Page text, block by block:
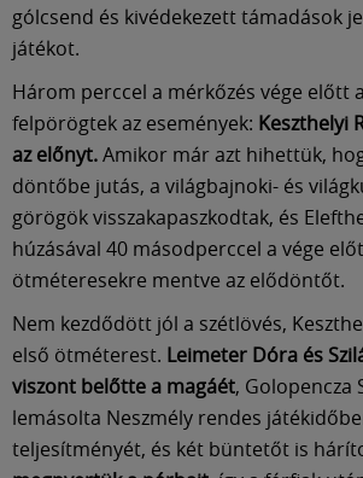
gólcsend és kivédekezett támadások
játékot.
Három perccel a mérkőzés vége előtt
felpörögtek az események: Keszthelyi
az előnyt.Amikor már azt hihettük,
döntőbe jutás, a világbajnoki- és
görögök visszakapaszkodtak, és
húzásával 40 másodperccel a vége
ötméteresekre mentve az elődöntőt.
Nem kezdődött jól a szétlövés,
első ötméterest. Leimeter Dóra és
viszont belőtte a magáét, Golopencza
lemásolta Neszmély rendes
teljesítményét, és két büntetőt is